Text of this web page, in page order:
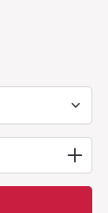
Wert